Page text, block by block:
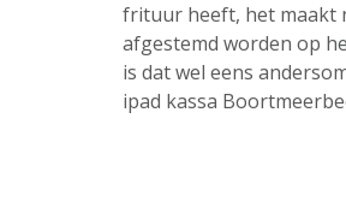
frituur heeft, het maakt
afgestemd worden op
is dat wel eens
ipad kassa